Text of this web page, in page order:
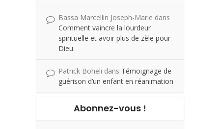
Bassa Marcellin Joseph-Marie dans
Comment vaincre la lourdeur
spirituelle et avoir plus de zèle pour
Dieu
Patrick Boheli dans Témoignage de
guérison d’un enfant en réanimation
Abonnez-vous !